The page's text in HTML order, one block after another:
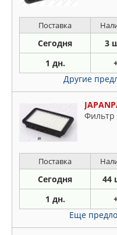
Поставка
Сегодня 3
1 дн.
Другие
Фильтр
Поставка
Сегодня 44
1 дн.
Еще